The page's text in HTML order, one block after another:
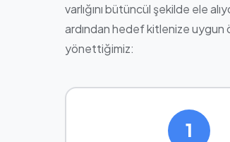
varlığını bütüncül şekilde ele
ardından hedef kitlenize uygun
yönettiğimiz:
1